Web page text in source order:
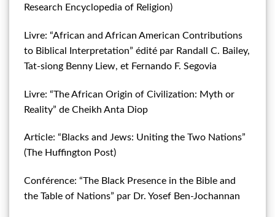
Research Encyclopedia of Religion)
Livre: “African and African American Contributions
to Biblical Interpretation” édité par Randall C. Bailey,
Tat-siong Benny Liew, et Fernando F. Segovia
Livre: “The African Origin of Civilization: Myth or
Reality” de Cheikh Anta Diop
Article: “Blacks and Jews: Uniting the Two Nations”
(The Huffington Post)
Conférence: “The Black Presence in the Bible and
the Table of Nations” par Dr. Yosef Ben-Jochannan